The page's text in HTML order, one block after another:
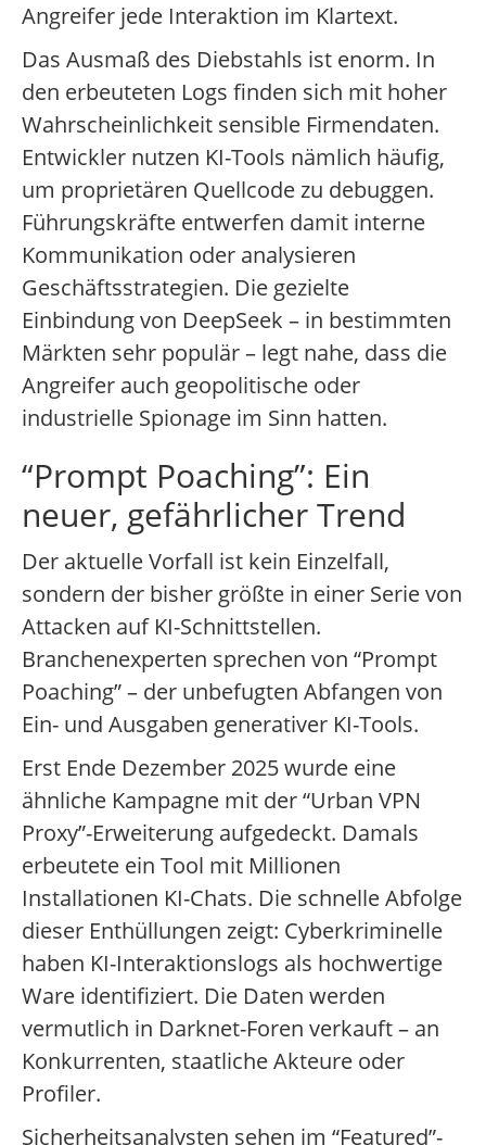
Angreifer jede Interaktion im Klartext.
Das Ausmaß des Diebstahls ist enorm. In
den erbeuteten Logs finden sich mit hoher
Wahrscheinlichkeit sensible Firmendaten.
Entwickler nutzen KI-Tools nämlich häufig,
um proprietären Quellcode zu debuggen.
Führungskräfte entwerfen damit interne
Kommunikation oder analysieren
Geschäftsstrategien. Die gezielte
Einbindung von DeepSeek – in bestimmten
Märkten sehr populär – legt nahe, dass die
Angreifer auch geopolitische oder
industrielle Spionage im Sinn hatten.
“Prompt Poaching”: Ein
neuer, gefährlicher Trend
Der aktuelle Vorfall ist kein Einzelfall,
sondern der bisher größte in einer Serie von
Attacken auf KI-Schnittstellen.
Branchenexperten sprechen von “Prompt
Poaching” – der unbefugten Abfangen von
Ein- und Ausgaben generativer KI-Tools.
Erst Ende Dezember 2025 wurde eine
ähnliche Kampagne mit der “Urban VPN
Proxy”-Erweiterung aufgedeckt. Damals
erbeutete ein Tool mit Millionen
Installationen KI-Chats. Die schnelle Abfolge
dieser Enthüllungen zeigt: Cyberkriminelle
haben KI-Interaktionslogs als hochwertige
Ware identifiziert. Die Daten werden
vermutlich in Darknet-Foren verkauft – an
Konkurrenten, staatliche Akteure oder
Profiler.
Sicherheitsanalysten sehen im “Featured”-